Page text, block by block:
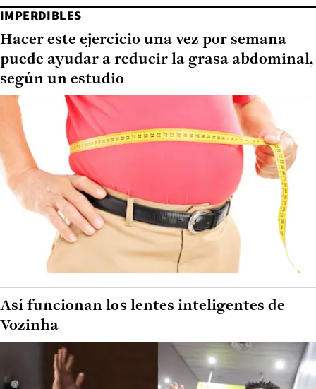
IMPERDIBLES
Hacer este ejercicio una vez por semana
puede ayudar a reducir la grasa abdominal,
según un estudio
Así funcionan los lentes inteligentes de
Vozinha